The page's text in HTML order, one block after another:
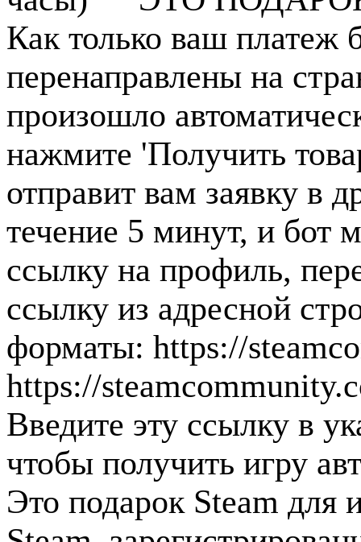
Как только ваш платеж
перенаправлены на
произошло
нажмите 'Получить
отправит вам заявку в
течение 5 минут, и бот
ссылку на профиль,
ссылку из адресной
форматы: https://
https://
Введите эту ссылку в
чтобы получить игру
Это подарок Steam для